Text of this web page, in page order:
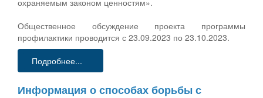
Общественное обсуждение проекта программы
профилактики проводится с 23.09.2023 по 23.10.2023.
Подробнее...
Информация о способах борьбы с